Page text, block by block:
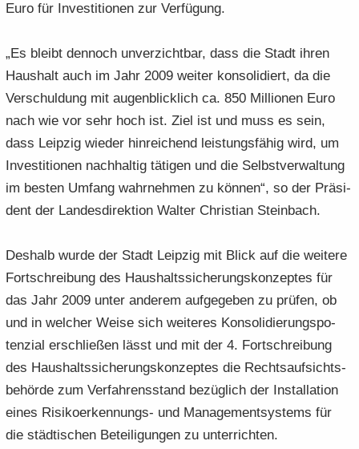
Euro für In­ves­ti­tio­nen zur Ver­fü­gung.
„Es bleibt den­noch un­ver­zicht­bar, dass die Stadt ihren
Haus­halt auch im Jahr 2009 wei­ter kon­so­li­diert, da die
Ver­schul­dung mit au­gen­blick­lich ca. 850 Mil­lio­nen Euro
nach wie vor sehr hoch ist. Ziel ist und muss es sein,
dass Leip­zig wie­der hin­rei­chend leis­tungs­fä­hig wird, um
In­ves­ti­tio­nen nach­hal­tig tä­ti­gen und die Selbst­ver­wal­tung
im bes­ten Um­fang wahr­neh­men zu kön­nen“, so der Prä­si­
dent der Lan­des­di­rek­ti­on Wal­ter Chris­ti­an Stein­bach.
Des­halb wurde der Stadt Leip­zig mit Blick auf die wei­te­re
Fort­schrei­bung des Haus­halts­si­che­rungs­kon­zep­tes für
das Jahr 2009 unter an­de­rem auf­ge­ge­ben zu prü­fen, ob
und in wel­cher Weise sich wei­te­res Kon­so­li­die­rungs­po­
ten­zi­al er­schlie­ßen lässt und mit der 4. Fort­schrei­bung
des Haus­halts­si­che­rungs­kon­zep­tes die Rechts­auf­sichts­
be­hör­de zum Ver­fah­rens­stand be­züg­lich der In­stal­la­ti­on
eines Risikoerkennungs-​ und Ma­nage­ment­sys­tems für
die städ­ti­schen Be­tei­li­gun­gen zu un­ter­rich­ten.